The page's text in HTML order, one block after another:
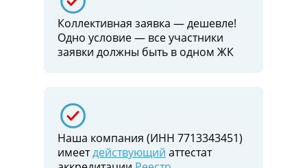
Коллективная заявка — дешевле!
Одно условие — все участники
заявки должны быть в одном ЖК
Наша компания (ИНН 7713343451)
имеетдействующий аттестат